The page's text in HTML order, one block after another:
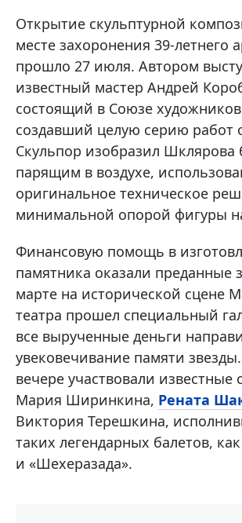
Открытие скульптурной
месте захоронения 39-летнего
прошло 27 июля. Автором
известный мастер Андрей
состоящий в Союзе
создавший целую серию работ
Скульпор изобразил Шклярова
парящим в воздухе,
оригинальное техническое
минимальной опорой фигуры
Финансовую помощь в
памятника оказали преданные
марте на исторической сцене
театра прошел специальный
все вырученные деньги
увековечивание памяти
вечере участвовали известные
Мария Ширинкина, Рената
Виктория Терешкина,
таких легендарных балетов,
и «Шехеразада».